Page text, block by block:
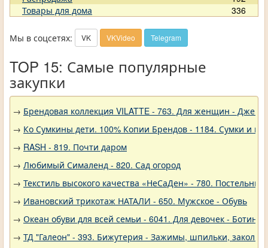
Товары для дома
336
Мы в соцсетях: VK VKVideo Telegram
TOP 15: Самые популярные
закупки
→ Брендовая коллекция VILATTE - 763. Для женщин -
→ Ко Сумкины дети. 100% Копии Брендов - 1184. Сумки и
→ RASH - 819. Почти даром
→ Любимый Сималенд - 820. Сад огород
→ Текстиль высокого качества «НеСаДен» - 780.
→ Ивановский трикотаж НАТАЛИ - 650. Мужское - Обувь
→ Океан обуви для всей семьи - 6041. Для девочек - Ботинки
→ ТД "Галеон" - 393. Бижутерия - Зажимы, шпильки,